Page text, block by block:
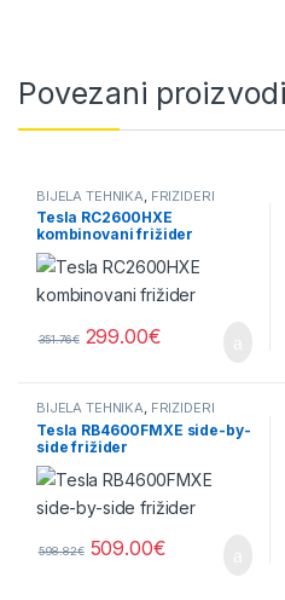
Povezani proizvodi
BIJELA TEHNIKA FRIŽIDERI
Tesla RC2600HXE
kombinovani frižider
351.76€ 299.00€
BIJELA TEHNIKA, FRIŽIDERI
Tesla RB4600FMXE side-by-
side frižider
598.82€ 509.00€